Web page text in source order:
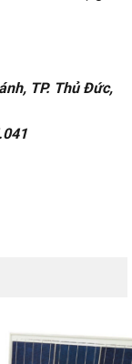
TP. Thủ Đức,